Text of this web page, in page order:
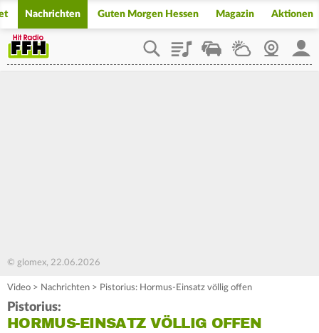
Nachrichten Guten Morgen Hessen Magazin Aktionen
PlaylistStaupilotWetterWebcam
© glomex, 22.06.2026
Video > Nachrichten > Pistorius: Hormus-Einsatz völlig offen
Pistorius:
HORMUS-EINSATZ VÖLLIG OFFEN